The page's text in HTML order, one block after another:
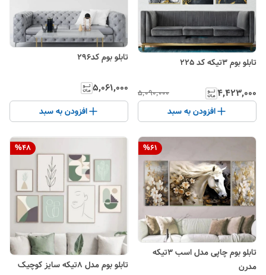
تابلو بوم 3تیکه کد 225
۴٬۴۲۳٬۰۰۰ ۵٬۰۹۰٬۰۰۰
افزودن به سبد
تابلو بوم کد296
۵٬۰۶۱٬۰۰۰
افزودن به سبد
%61
تابلو بوم چاپی مدل اسب ۳تیکه
مدرن
%48
تابلو بوم مدل ۸تیکه سایز کوچیک